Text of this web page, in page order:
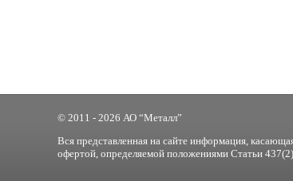
© 2011 - 2026 АО “Металл”
Вся представленная на сайте информация,
офертой, определяемой положениями Статьи